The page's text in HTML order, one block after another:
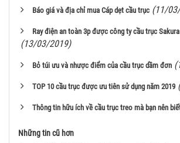
Báo giá và địa chỉ mua Cáp dẹt cầu trục (11/
Ray điện an toàn 3p được công ty cầu trục
(13/03/2019)
Bỏ túi ưu và nhược điểm của cầu trục dầm đơn
TOP 10 cầu trục được ưu tiên sử dụng năm 2019
Thông tin hữu ích về cầu trục treo mà bạn nên
Những tin cũ hơn